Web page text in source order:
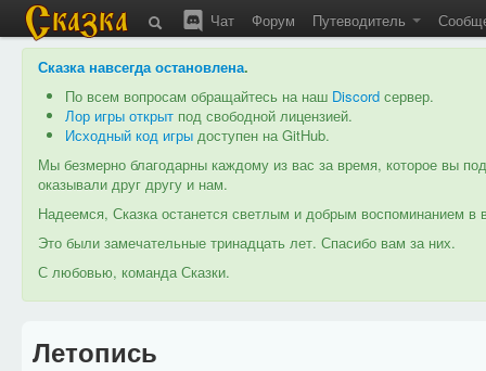
Чат Форум Путеводитель
Сказка навсегда остановлена.
По всем вопросам обращайтесь на наш Discord сервер.
Лор игры открыт под свободной лицензией.
Исходный код игры доступен на GitHub.
Мы безмерно благодарны каждому из вас за время, которое вы
оказывали друг другу и нам.
Надеемся, Сказка останется светлым и добрым воспоминанием
Это были замечательные тринадцать лет. Спасибо вам за них.
С любовью, команда Сказки.
Летопись